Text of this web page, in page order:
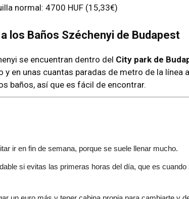
normal: 4700 HUF (15,33€)
los Baños Széchenyi de Budapest
se encuentran dentro del City park de
y en unas cuantas paradas de metro de la línea
baños, así que es fácil de encontrar.
ir en fin de semana, porque se suele llenar mucho.
si evitas las primeras horas del día, que es